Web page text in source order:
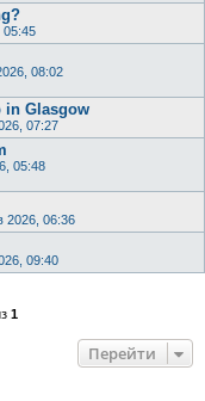
05:45
08:02
in Glasgow
07:27
05:48
2026, 06:36
09:40
1
Перейти